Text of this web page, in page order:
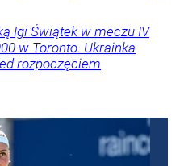
Igi Świątek w meczu IV
w Toronto. Ukrainka
rozpoczęciem